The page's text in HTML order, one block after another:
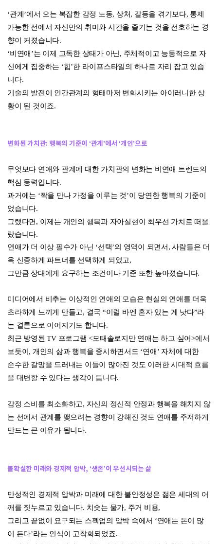
‘관계’에서 오는 복잡한 감정 노동, 상처, 갈등을 겪기보다, 통제
가능한 선에서 자신만의 취미와 시간을 즐기는 것을 선호하는 경
향이 커졌습니다.
‘비연애’는 이제 고독한 상태가 아닌, 주체적이고 능동적으로 자
신에게 집중하는 ‘힙’한 라이프스타일의 하나로 자리 잡고 있습
니다.
기술의 발전이 인간관계의 형태마저 변화시키는 아이러니한 상
황이 된 것이죠.
변화된 가치관: 행복의 기준이 ‘관계’에서 ‘개인’으로
무엇보다 연애와 관계에 대한 가치관의 변화는 비연애 트렌드의
핵심 동력입니다.
과거에는 ‘짝을 만나 가정을 이루는 것’이 당연한 행복의 기준이
었습니다.
그랬다면, 이제는 개인의 행복과 자아실현이 최우선 가치로 떠올
랐습니다.
연애가 더 이상 필수가 아닌 ‘선택’의 영역이 되면서, 사람들은 더
욱 신중하게 파트너를 선택하게 되었고,
그만큼 상대에게 요구하는 조건이나 기준 또한 높아졌습니다.
미디어에서 비추는 이상적인 연애의 모습은 현실의 연애를 더욱
초라하게 느끼게 만들고, 결국 “이럴 바엔 혼자 있는 게 낫다”라
는 결론으로 이어지기도 합니다.
최근 방영된 TV 프로그램 <모태솔로지만 연애는 하고 싶어>에서
보듯이, 개인의 삶과 행복을 중시하면서도 ‘연애’ 자체에 대한
순수한 갈망을 드러내는 이들이 많아진 것도 이러한 시대적 흐름
을 대변할 수 있다는 생각이 듭니다.
감정 소비를 최소화하고, 자신의 정신적 안정과 행복을 해치지 않
는 선에서 관계를 맺으려는 경향이 강해진 것도 연애를 주저하게
만드는 큰 이유가 됩니다.
불확실한 미래와 경제적 압박, ‘생존’이 우선시되는 삶
만성적인 경제적 압박과 미래에 대한 불안정성은 젊은 세대의 어
깨를 짓누르고 있습니다. 치솟는 물가, 주거 비용,
그리고 끝없이 요구되는 스펙업의 압박 속에서 ‘연애는 돈이 많
이 든다’라는 인식이 고착화되었죠.